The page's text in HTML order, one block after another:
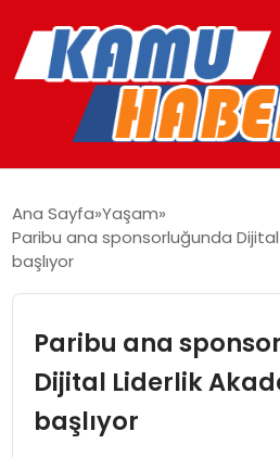
YAŞAM
EKONOMI
Ana Sayfa Yaşam
Paribu ana sponsorluğunda
başlıyor
Paribu ana
Dijital Liderlik
başlıyor